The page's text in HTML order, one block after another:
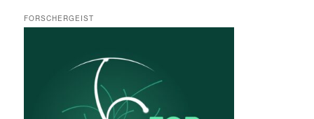
FORSCHERGEIST